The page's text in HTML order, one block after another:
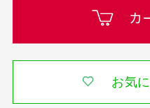
カ
お気